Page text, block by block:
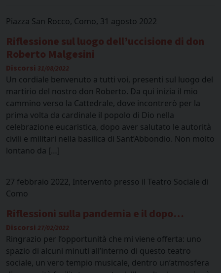
Piazza San Rocco, Como, 31 agosto 2022
Riflessione sul luogo dell’uccisione di don
Roberto Malgesini
Discorsi 31/08/2022
Un cordiale benvenuto a tutti voi, presenti sul luogo del
martirio del nostro don Roberto. Da qui inizia il mio
cammino verso la Cattedrale, dove incontrerò per la
prima volta da cardinale il popolo di Dio nella
celebrazione eucaristica, dopo aver salutato le autorità
civili e militari nella basilica di Sant’Abbondio. Non molto
lontano da […]
27 febbraio 2022, Intervento presso il Teatro Sociale di
Como
Riflessioni sulla pandemia e il dopo…
Discorsi 27/02/2022
Ringrazio per l’opportunità che mi viene offerta: uno
spazio di alcuni minuti all’interno di questo teatro
sociale, un vero tempio musicale, dentro un’atmosfera